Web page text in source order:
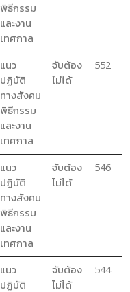
พิธีกรรม
และงาน
เทศกาล
แนว
ปฏิบัติ
ทางสังคม
พิธีกรรม
และงาน
เทศกาล
จับต้อง
ไม่ได้
552
แนว
ปฏิบัติ
ทางสังคม
พิธีกรรม
และงาน
เทศกาล
จับต้อง
ไม่ได้
546
แนว
ปฏิบัติ
จับต้อง
ไม่ได้
544